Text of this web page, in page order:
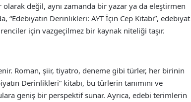
değil, aynı zamanda bir yazar ya da eleştirmen
Derinlikleri: AYT İçin Cep Kitabı”, edebiyat
için vazgeçilmez bir kaynak niteliği taşır.
Roman, şiir, tiyatro, deneme gibi türler, her birinin
Derinlikleri” kitabı, bu türlerin tanımını ve
geniş bir perspektif sunar. Ayrıca, edebi terimlerin